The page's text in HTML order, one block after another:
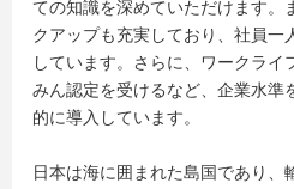
ての知識を深めていただけます。
クアップも充実しており、社員一
しています。さらに、ワークライ
みん認定を受けるなど、企業水準
的に導入しています。
日本は海に囲まれた島国であり、